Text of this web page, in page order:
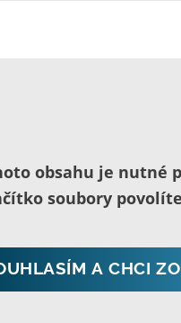
obsahu je nutné
soubory
A CHCI